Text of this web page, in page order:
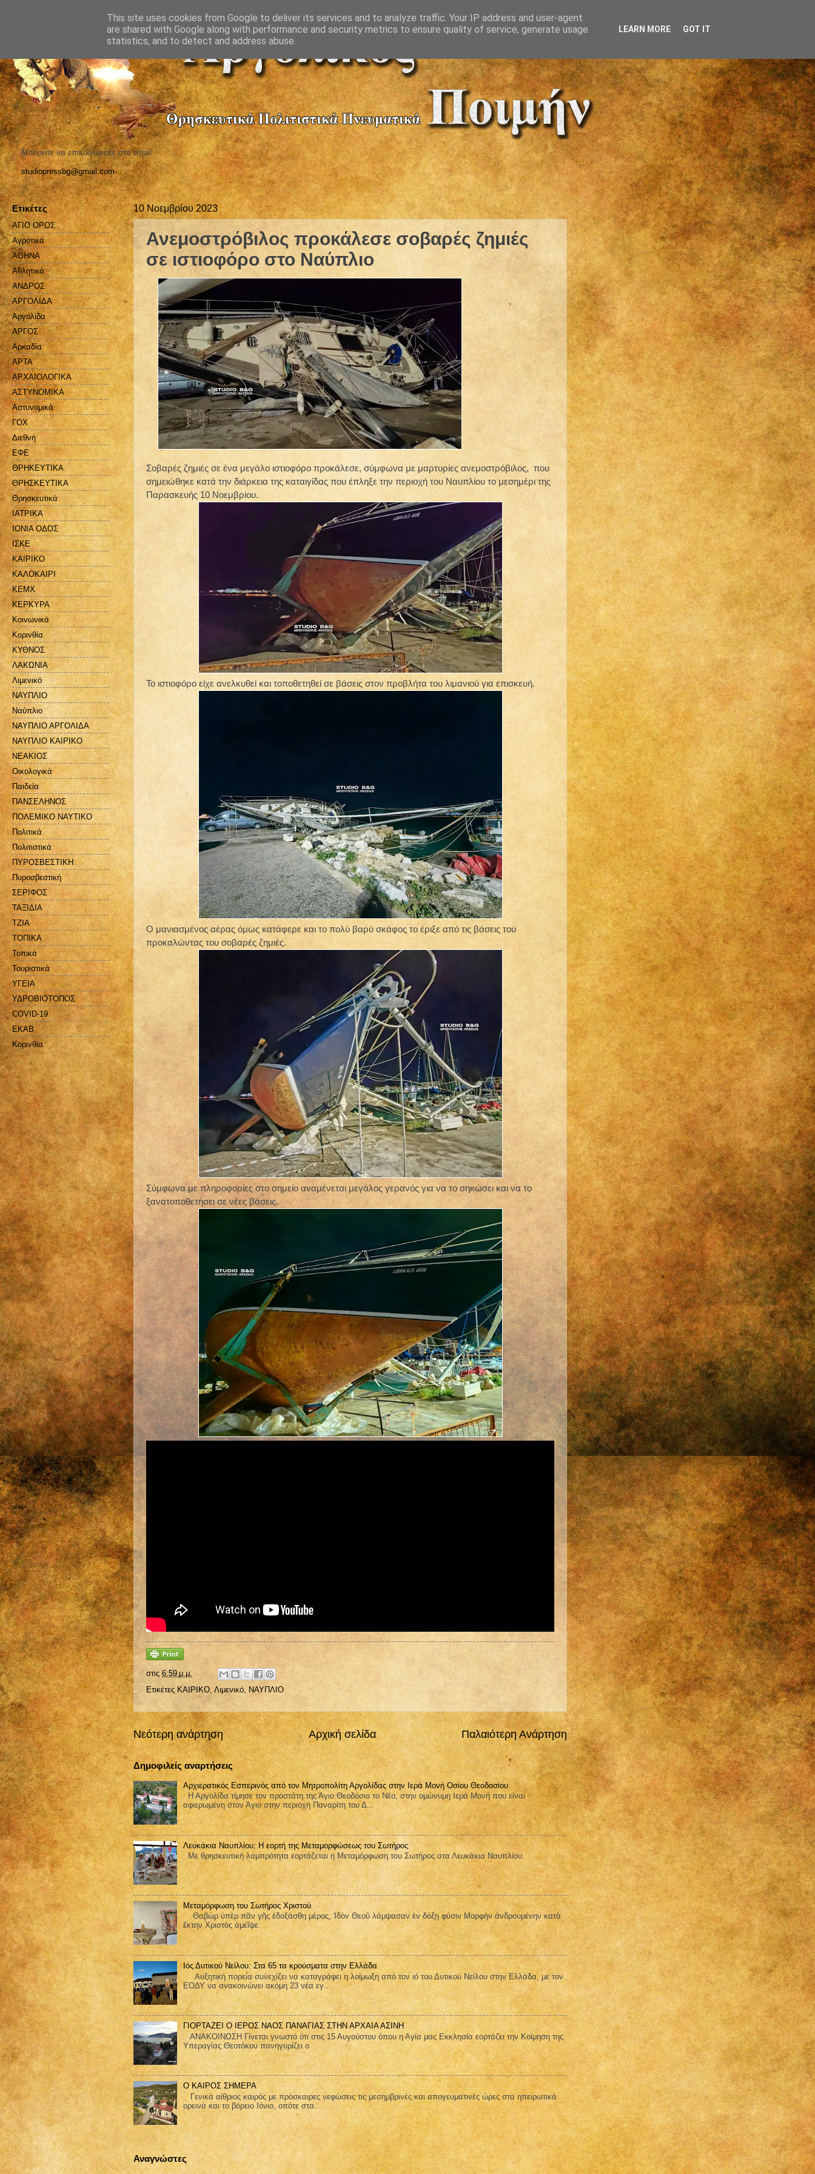
Μπορείτε να επικοινωνείτε στο email
studiopressbg@gmail.com
10 Νοεμβρίου 2023
Ανεμοστρόβιλος προκάλεσε σοβαρές ζημιές
σε ιστιοφόρο στο Ναύπλιο
Σοβαρές ζημιές σε ένα μεγάλο ιστιοφόρο προκάλεσε, σύμφωνα με μαρτυρίες ανεμοστρόβιλος, που
σημειώθηκε κατά την διάρκεια της καταιγίδας που έπληξε την περιοχή του Ναυπλίου το μεσημέρι της
Παρασκευής 10 Νοεμβρίου.
Το ιστιοφόρο είχε ανελκυθεί και τοποθετηθεί σε βάσεις στον προβλήτα του λιμανιού για επισκευή.
Ο μανιασμένος αέρας όμως κατάφερε και το πολύ βαρύ σκάφος το έριξε από τις βάσεις του
προκαλώντας του σοβαρές ζημιές.
Σύμφωνα με πληροφορίες στο σημείο αναμένεται μεγάλος γερανός για να το σηκώσει και να το
ξανατοποθετήσει σε νέες βάσεις.
στις6:59 μ.μ.
ΕτικέτεςΚΑΙΡΙΚΟ ,Λιμενικό ,ΝΑΥΠΛΙΟ
Νεότερη ανάρτηση Παλαιότερη Ανάρτηση
Αρχική σελίδα
Δημοφιλείς αναρτήσεις
Αρχιερατικός Εσπερινός από τον Μητροπολίτη Αργολίδας στην Ιερά Μονή Οσίου Θεοδοσίου
Η Αργολίδα τίμησε τον προστάτη της Άγιο Θεοδόσιο το Νέο, στην ομώνυμη Ιερά Μονή που είναι
αφιερωμένη στον Άγιο στην περιοχή Παναρίτη του Δ...
Λευκάκια Ναυπλίου: Η εορτή της Μεταμορφώσεως του Σωτήρος
Με θρησκευτική λαμπρότητα εορτάζεται η Μεταμόρφωση του Σωτήρος στα Λευκάκια Ναυπλίου.
Μεταμόρφωση του Σωτήρος Χριστού
Θαβὼρ ὑπὲρ πᾶν γῆς ἐδοξάσθη μέρος, Ἰδὸν Θεοῦ λάμψασαν ἐν δόξῃ φύσιν Μορφὴν ἀνδρουμένην κατὰ
ἕκτην Χριστὸς ἀμεῖψε.
Ιός Δυτικού Νείλου: Στα 65 τα κρούσματα στην Ελλάδα
Αυξητική πορεία συνεχίζει να καταγράφει η λοίμωξη από τον ιό του Δυτικού Νείλου στην Ελλάδα, με τον
ΕΟΔΥ να ανακοινώνει ακόμη 23 νέα εγ...
ΓΙΟΡΤΑΖΕΙ Ο ΙΕΡΟΣ ΝΑΟΣ ΠΑΝΑΓΙΑΣ ΣΤΗΝ ΑΡΧΑΙΑ ΑΣΙΝΗ
ΑΝΑΚΟΙΝΩΣΗ Γίνεται γνωστό ότι στις 15 Αυγούστου όπου η Αγία μας Εκκλησία εορτάζει την Κοίμηση της
Υπεραγίας Θεοτόκου πανηγυρίζει ο
Ο ΚΑΙΡΟΣ ΣΗΜΕΡΑ
Γενικά αίθριος καιρός με πρόσκαιρες νεφώσεις τις μεσημβρινές και απογευματινές ώρες στα ηπειρωτικά
ορεινά και το βόρειο Ιόνιο, οπότε στα...
Αναγνώστες
Ετικέτες
ΑΓΙΟ ΟΡΟΣ
Αγροτικά
ΑΘΗΝΑ
Αθλητικά
ΑΝΔΡΟΣ
ΑΡΓΟΛΙΔΑ
Αργολίδα
ΑΡΓΟΣ
Αρκαδία
ΑΡΤΑ
ΑΡΧΑΙΟΛΟΓΙΚΑ
ΑΣΤΥΝΟΜΙΚΑ
Αστυνομικά
ΓΟΧ
Διεθνή
ΕΦΕ
ΘΡΗΚΕΥΤΙΚΑ
ΘΡΗΣΚΕΥΤΙΚΑ
Θρησκευτικά
ΙΑΤΡΙΚΑ
ΙΟΝΙΑ ΟΔΟΣ
ΙΣΚΕ
ΚΑΙΡΙΚΟ
ΚΑΛΟΚΑΙΡΙ
ΚΕΜΧ
ΚΕΡΚΥΡΑ
Κοινωνικά
Κορινθία
ΚΥΘΝΟΣ
ΛΑΚΩΝΙΑ
Λιμενικό
ΝΑΥΠΛΙΟ
Ναύπλιο
ΝΑΥΠΛΙΟ ΑΡΓΟΛΙΔΑ
ΝΑΥΠΛΙΟ ΚΑΙΡΙΚΟ
ΝΕΑΚΙΟΣ
Οικολογικά
Παιδεία
ΠΑΝΣΕΛΗΝΟΣ
ΠΟΛΕΜΙΚΟ ΝΑΥΤΙΚΟ
Πολιτικά
Πολιτιστικά
ΠΥΡΟΣΒΕΣΤΙΚΗ
Πυροσβεστική
ΣΕΡΙΦΟΣ
ΤΑΞΙΔΙΑ
ΤΖΙΑ
ΤΟΠΙΚΑ
Τοπικά
Τουριστικά
ΥΓΕΙΑ
ΥΔΡΟΒΙΟΤΟΠΟΣ
COVID-19
EKAB
Kορινθία
This site uses cookies from Google to deliver its services and to analyze traffic. Your IP address and user-agent
are shared with Google along with performance and security metrics to ensure quality of service, generate usage
statistics, and to detect and address abuse.
LEARN MORE GOT IT